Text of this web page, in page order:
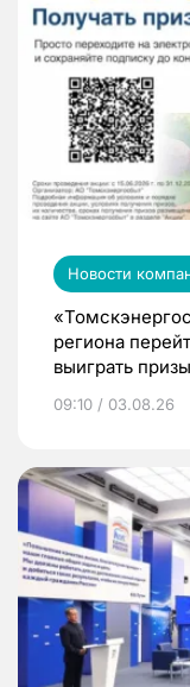
Новости
региона
выиграть призы
09:10 / 03.08.26